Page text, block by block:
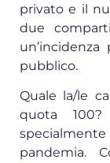
privato e il
due
pubblico.
Quale la/le
quota
pandemia.